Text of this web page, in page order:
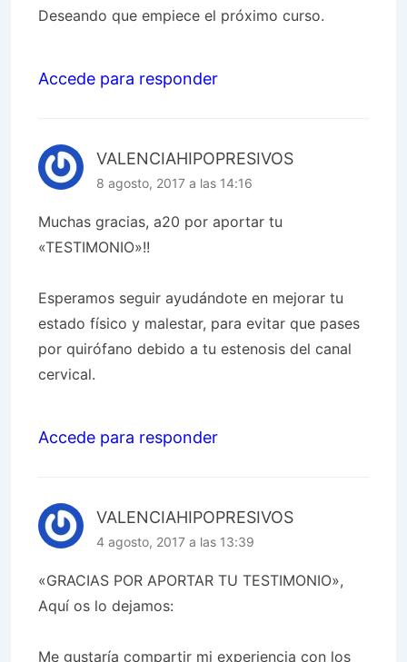
Deseando que empiece el próximo curso.
Accede para responder
VALENCIAHIPOPRESIVOS
8 agosto, 2017 a las 14:16
Muchas gracias, a20 por aportar tu
«TESTIMONIO»!!
Esperamos seguir ayudándote en mejorar tu
estado físico y malestar, para evitar que pases
por quirófano debido a tu estenosis del canal
cervical.
Accede para responder
VALENCIAHIPOPRESIVOS
4 agosto, 2017 a las 13:39
«GRACIAS POR APORTAR TU TESTIMONIO»,
Aquí os lo dejamos:
Me gustaría compartir mi experiencia con los